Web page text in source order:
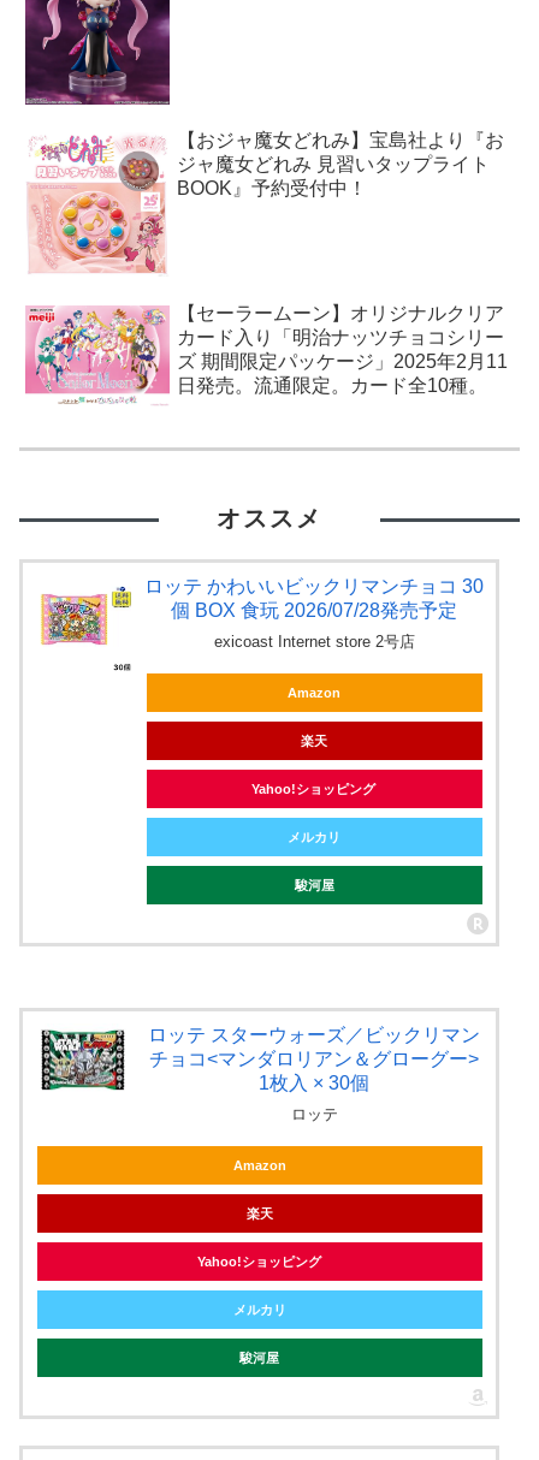
【おジャ魔女どれみ】宝島社より『お
ジャ魔女どれみ 見習いタップライト
BOOK』予約受付中！
【セーラームーン】オリジナルクリア
カード入り「明治ナッツチョコシリー
ズ 期間限定パッケージ」2025年2月11
日発売。流通限定。カード全10種。
オススメ
ロッテ かわいいビックリマンチョコ 30
個 BOX 食玩 2026/07/28発売予定
exicoast Internet store 2号店
Amazon
楽天
Yahoo!ショッピング
メルカリ
駿河屋
ロッテ スターウォーズ／ビックリマン
チョコ<マンダロリアン＆グローグー>
1枚入 × 30個
ロッテ
Amazon
楽天
Yahoo!ショッピング
メルカリ
駿河屋